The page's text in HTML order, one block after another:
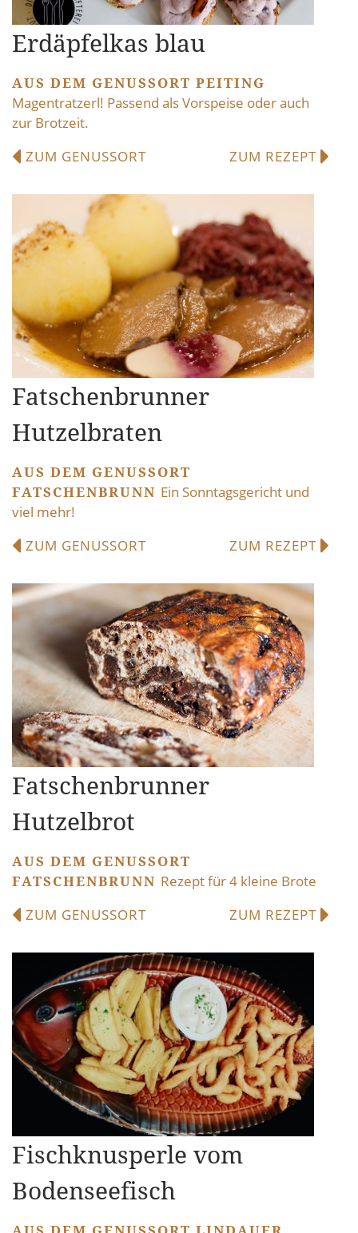
Erdäpfelkas blau
AUS DEM GENUSSORT PEITING
Magentratzerl! Passend als Vorspeise oder auch
zur Brotzeit.
ZUM GENUSSORT
ZUM REZEPT
Fatschenbrunner
Hutzelbraten
AUS DEM GENUSSORT
FATSCHENBRUNN Ein Sonntagsgericht und
viel mehr!
ZUM GENUSSORT
ZUM REZEPT
Fatschenbrunner
Hutzelbrot
AUS DEM GENUSSORT
FATSCHENBRUNN Rezept für 4 kleine Brote
ZUM GENUSSORT
ZUM REZEPT
Fischknusperle vom
Bodenseefisch